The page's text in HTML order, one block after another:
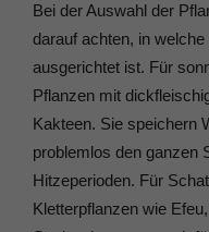
Bei der Auswahl der
darauf achten, in
ausgerichtet ist. Für
Pflanzen mit
Kakteen. Sie speichern
problemlos den ganzen
Hitzeperioden. Für
Kletterpflanzen wie